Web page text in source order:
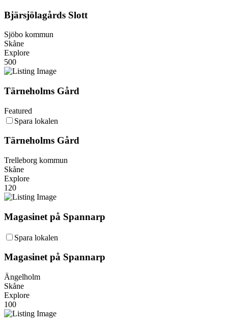
Bjärsjölagårds Slott
Sjöbo kommun
Skåne
Explore
500
Tärneholms Gård
Featured
Spara lokalen
Tärneholms Gård
Trelleborg kommun
Skåne
Explore
120
Magasinet på Spannarp
Spara lokalen
Magasinet på Spannarp
Ängelholm
Skåne
Explore
100